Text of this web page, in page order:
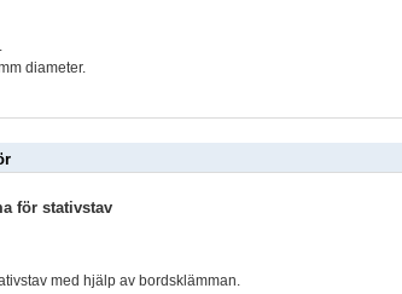
diameter.
för stativstav
med hjälp av bordsklämman.